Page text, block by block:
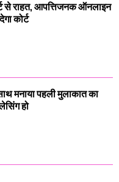
से राहत, आपत्तिजनक ऑनलाइन
कोर्ट
मनाया पहली मुलाकात का
हो